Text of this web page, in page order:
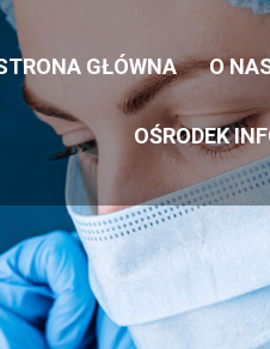
GŁÓWNA O
OŚRODEK